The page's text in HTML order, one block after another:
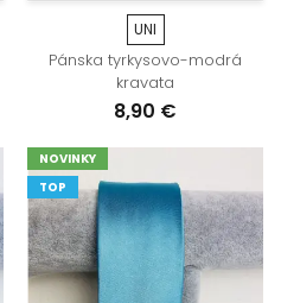
UNI
Pánska tyrkysovo-modrá
kravata
8,90 €
NOVINKY
TOP